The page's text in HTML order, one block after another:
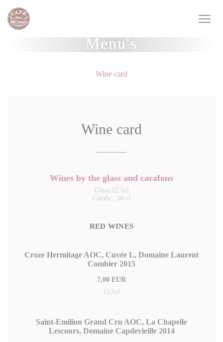
Cookies beheer paneel
Menu's
Wine card
Wine card
Wines by the glass and carafons
Glass:12,5cl
Carafe ; 50 cl
RED WINES
Croze Hermitage AOC, Cuvée L, Domaine Laurent
Combier 2015
7,00 EUR
12,5cl
Saint-Emilion Grand Cru AOC, La Chapelle
Lescours, Domaine Capdevieille 2014